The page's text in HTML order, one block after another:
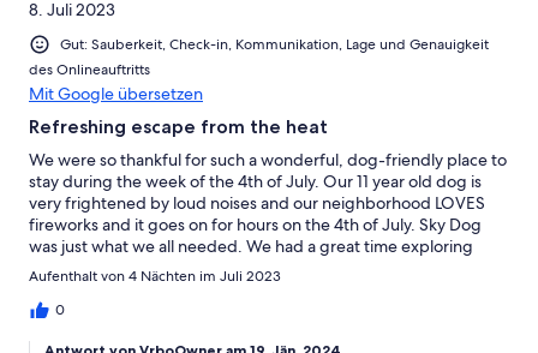
8. Juli 2023
Gut: Sauberkeit, Check-in, Kommunikation, Lage und Genauigkeit
des Onlineauftritts
Mit Google übersetzen
Refreshing escape from the heat
We were so thankful for such a wonderful, dog-friendly place to
stay during the week of the 4th of July. Our 11 year old dog is
very frightened by loud noises and our neighborhood LOVES
fireworks and it goes on for hours on the 4th of July. Sky Dog
was just what we all needed. We had a great time exploring
nearby waterfalls during the day and then relaxed back at the
chirping and hummingbirds in all their beauty. We really enjoyed
Aufenthalt von 4 Nächten im Juli 2023
0